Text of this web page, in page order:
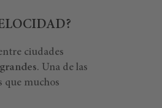
ciudades
. Una de las
que muchos